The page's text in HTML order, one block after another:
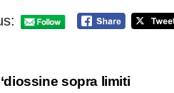
sopra limiti